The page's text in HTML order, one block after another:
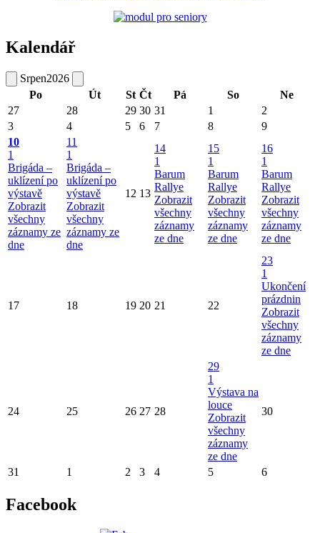
Kalendář
Srpen2026
Po
Út St Čt Pá So
Ne
27
28 29 30 31 1
2
3
4 5 6 7 8
9
10
1
Brigáda –
uklízení po
výstavě
Zobrazit
všechny
záznamy ze
dne
11
1
Brigáda –
uklízení po
výstavě
Zobrazit
všechny
záznamy ze
dne
12 13
14
1
Barum
Rallye
Zobrazit
všechny
záznamy
ze dne
15
1
Barum
Rallye
Zobrazit
všechny
záznamy
ze dne
16
1
Barum
Rallye
Zobrazit
všechny
záznamy
ze dne
17 18 19 20 21 22
23
1
Ukončení
prázdnin
Zobrazit
všechny
záznamy
ze dne
24 25 26 27 28
29
1
Výstava na
louce
Zobrazit
všechny
záznamy
ze dne
30
31 1 2 3 4 5 6
Facebook